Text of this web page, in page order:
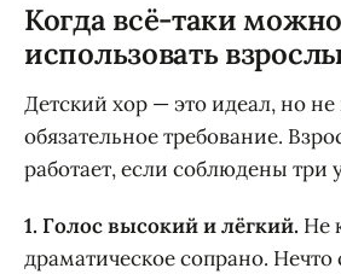
Когда всё-таки можно
использовать
Детский хор — это идеал, но не
обязательное требование.
работает, если соблюдены три
1. Голос высокий и лёгкий. Не
драматическое сопрано. Нечто